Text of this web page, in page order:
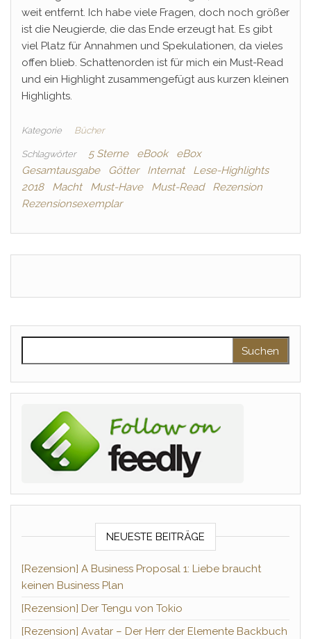
weit entfernt. Ich habe viele Fragen, doch noch größer
ist die Neugierde, die das Ende erzeugt hat. Es gibt
viel Platz für Annahmen und Spekulationen, da vieles
offen blieb. Schattenorden ist für mich ein Must-Read
und ein Highlight zusammengefügt aus kurzen kleinen
Highlights.
Kategorie Bücher
Schlagwörter 5 Sterne eBook
eBox
Gesamtausgabe
Götter Internat
Lese-Highlights
2018
Macht Must-Have Must-Read
Rezension
Rezensionsexemplar
NEUESTE BEITRÄGE
[Rezension] A Business Proposal 1: Liebe braucht
keinen Business Plan
[Rezension] Der Tengu von Tokio
[Rezension] Avatar – Der Herr der Elemente Backbuch